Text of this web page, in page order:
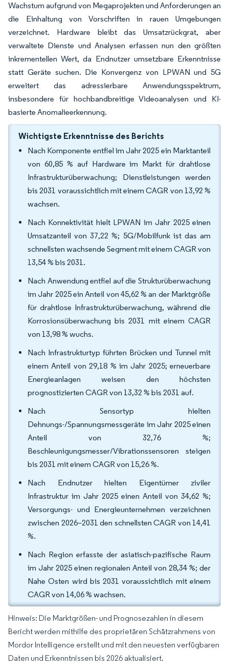
Wachstum aufgrund von Megaprojekten und Anforderungen an
die Einhaltung von Vorschriften in rauen Umgebungen
verzeichnet. Hardware bleibt das Umsatzrückgrat, aber
verwaltete Dienste und Analysen erfassen nun den größten
inkrementellen Wert, da Endnutzer umsetzbare Erkenntnisse
statt Geräte suchen. Die Konvergenz von LPWAN und 5G
erweitert das adressierbare Anwendungsspektrum,
insbesondere für hochbandbreitige Videoanalysen und KI-
basierte Anomalieerkennung.
Wichtigste Erkenntnisse des Berichts
Nach Komponente entfiel im Jahr 2025 ein Marktanteil
von 60,85 % auf Hardware im Markt für drahtlose
Infrastrukturüberwachung; Dienstleistungen werden
bis 2031 voraussichtlich mit einem CAGR von 13,92 %
wachsen.
Nach Konnektivität hielt LPWAN im Jahr 2025 einen
Umsatzanteil von 37,22 %; 5G/Mobilfunk ist das am
schnellsten wachsende Segment mit einem CAGR von
13,54 % bis 2031.
Nach Anwendung entfiel auf die Strukturüberwachung
im Jahr 2025 ein Anteil von 45,62 % an der Marktgröße
für drahtlose Infrastrukturüberwachung, während die
Korrosionsüberwachung bis 2031 mit einem CAGR
von 13,98 % wuchs.
Nach Infrastrukturtyp führten Brücken und Tunnel mit
einem Anteil von 29,18 % im Jahr 2025; erneuerbare
Energieanlagen weisen den höchsten
prognostizierten CAGR von 13,32 % bis 2031 auf.
Nach Sensortyp hielten
Dehnungs-/Spannungsmessgeräte im Jahr 2025 einen
Anteil von 32,76 %;
Beschleunigungsmesser/Vibrationssensoren steigen
bis 2031 mit einem CAGR von 15,26 %.
Nach Endnutzer hielten Eigentümer ziviler
Infrastruktur im Jahr 2025 einen Anteil von 34,62 %;
Versorgungs- und Energieunternehmen verzeichnen
zwischen 2026–2031 den schnellsten CAGR von 14,41
%.
Nach Region erfasste der asiatisch-pazifische Raum
im Jahr 2025 einen regionalen Anteil von 28,34 %; der
Nahe Osten wird bis 2031 voraussichtlich mit einem
CAGR von 14,06 % wachsen.
Hinweis: Die Marktgrößen- und Prognosezahlen in diesem
Bericht werden mithilfe des proprietären Schätzrahmens von
Mordor Intelligence erstellt und mit den neuesten verfügbaren
Daten und Erkenntnissen bis 2026 aktualisiert.